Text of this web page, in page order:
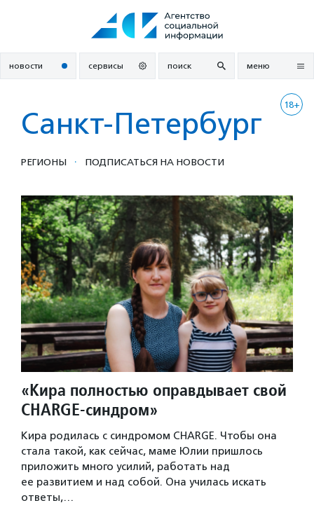
новости сервисы поиск меню
18+
Санкт-Петербург
РЕГИОНЫ · ПОДПИСАТЬСЯ НА НОВОСТИ
«Кира полностью оправдывает свой
CHARGE-синдром»
Кира родилась с синдромом CHARGE. Чтобы она
стала такой, как сейчас, маме Юлии пришлось
приложить много усилий, работать над
ее развитием и над собой. Она училась искать
ответы,…